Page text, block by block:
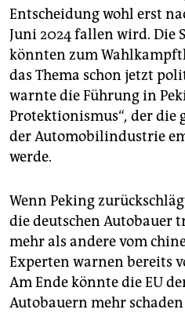
Entscheidung wohl erst
Juni 2024 fallen wird. Die
könnten zum
das Thema schon jetzt
warnte die Führung in
Protektionismus“, der die
der Automobilindustrie
werde.
Wenn Peking
die deutschen Autobauer
mehr als andere vom
Experten warnen bereits
Am Ende könnte die EU
Autobauern mehr